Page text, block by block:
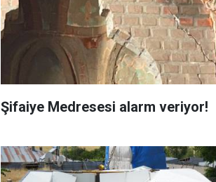
Şifaiye Medresesi alarm veriyor!